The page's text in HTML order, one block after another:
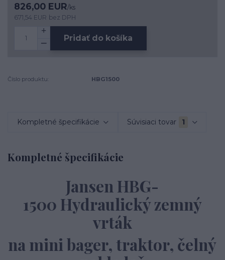
826,00 EUR/ks
671,54 EUR bez DPH
Pridať do košíka
Číslo produktu: HBG1500
Kompletné špecifikácie Súvisiaci tovar 1
Kompletné špecifikácie
Jansen HBG-
1500 Hydraulický zemný
vrták
na mini bager, traktor, čelný